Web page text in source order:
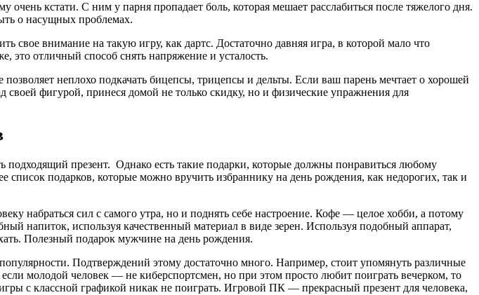
кстати. С ним у парня пропадает боль, которая мешает расслабиться после тяжелого дня.
о насущных проблемах.
свое внимание на такую игру, как дартс. Достаточно давняя игра, в которой мало что
это отличный способ снять напряжение и усталость.
неплохо подкачать бицепсы, трицепсы и дельты. Если ваш парень мечтает о хорошей
своей фигурой, принеся домой не только скидку, но и физические упражнения для
презент. Однако есть такие подарки, которые должны понравиться любому
подарков, которые можно вручить избраннику на день рождения, как недорогих, так и
набраться сил с самого утра, но и поднять себе настроение. Кофе — целое хобби, а потому
напиток, используя качественный материал в виде зерен. Используя подобный аппарат,
Полезный подарок мужчине на день рождения.
Подтверждений этому достаточно много. Например, стоит упомянуть различные
молодой человек — не киберспортсмен, но при этом просто любит поиграть вечерком, то
с классной графикой никак не поиграть. Игровой ПК — прекрасный презент для человека,